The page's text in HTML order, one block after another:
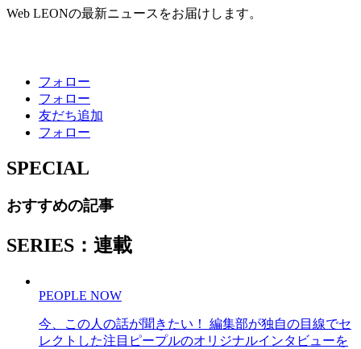
Web LEONの最新ニュースをお届けします。
フォロー
フォロー
友だち追加
フォロー
SPECIAL
おすすめの記事
SERIES：連載
PEOPLE NOW
今、この人の話が聞きたい！ 編集部が独自の目線でセ
レクトした注目ピープルのオリジナルインタビューを